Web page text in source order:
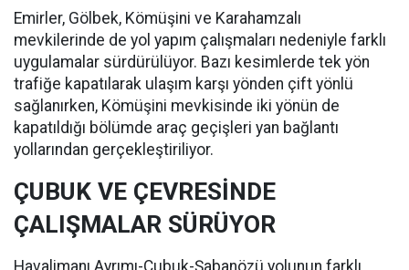
Emirler, Gölbek, Kömüşini ve Karahamzalı
mevkilerinde de yol yapım çalışmaları nedeniyle farklı
uygulamalar sürdürülüyor. Bazı kesimlerde tek yön
trafiğe kapatılarak ulaşım karşı yönden çift yönlü
sağlanırken, Kömüşini mevkisinde iki yönün de
kapatıldığı bölümde araç geçişleri yan bağlantı
yollarından gerçekleştiriliyor.
ÇUBUK VE ÇEVRESİNDE
ÇALIŞMALAR SÜRÜYOR
Havalimanı Ayrımı-Çubuk-Şabanözü yolunun farklı